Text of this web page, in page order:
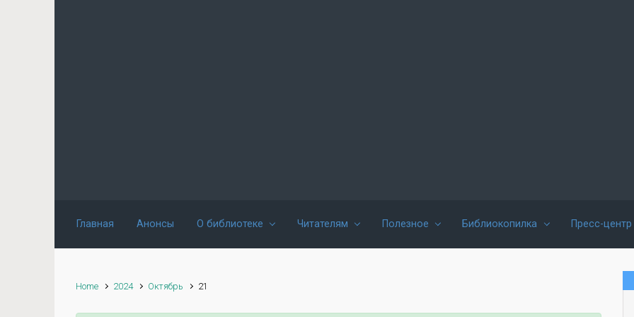
Главная Анонсы О библиотеке Читателям Полезное Библиокопилка Пресс-центр
Home 2024 Октябрь 21